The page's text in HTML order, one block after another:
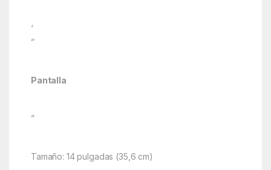
‘
”
Pantalla
”
Tamaño: 14 pulgadas (35,6 cm)